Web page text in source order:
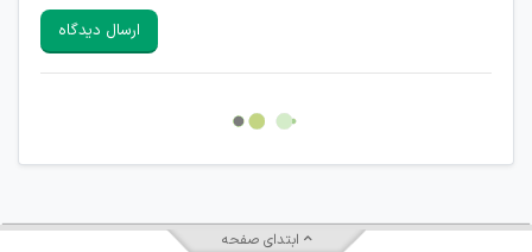
هرگونه تحریک، تحقیر و کنایه به سایر افراد (مسئول و غیر مسئول)
غیر مجاز می باشد.
امکان هماهنگی برای هرگونه ملاقات حضوری چه به صورت دسته
ارسال دیدگاه
ابتدای صفحه